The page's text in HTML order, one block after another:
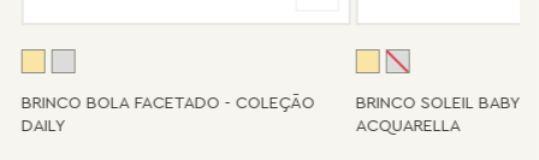
BRINCO BOLA FACETADO - COLEÇÃO
DAILY
BRINCO SOLEIL BABY -
ACQUARELLA